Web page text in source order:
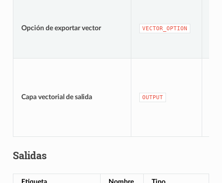
Opción de exportar vector VECTOR_OPTION
Capa vectorial de salida OUTPUT
Salidas